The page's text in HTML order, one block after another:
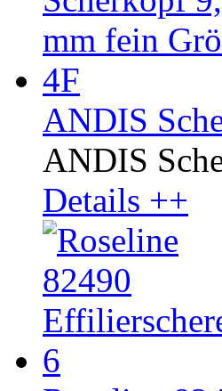
ANDIS
ANDIS
Details ++